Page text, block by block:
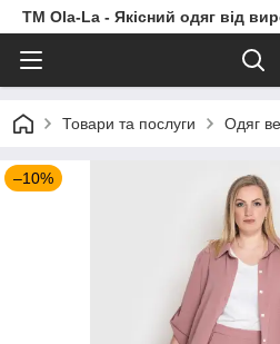
TM Ola-La - Якісний одяг від
Товари та послуги Одяг
–10%